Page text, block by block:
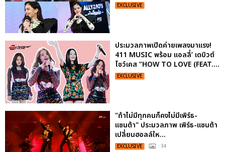
EXCLUSIVE
ประมวลภาพเปิดค่ายเพลงมาแรง!
411 MUSIC พร้อม แอลลี่’ เดบิวต์
โชว์เคส “HOW TO LOVE (FEAT....
EXCLUSIVE
"ถ้าไม่มีทุกคนก็คงไม่มีเพิร์ธ-
แซนต้า" ประมวลภาพ เพิร์ธ-แซนต้า
เปลี่ยนฮอลล์ให...
EXCLUSIVE : 34